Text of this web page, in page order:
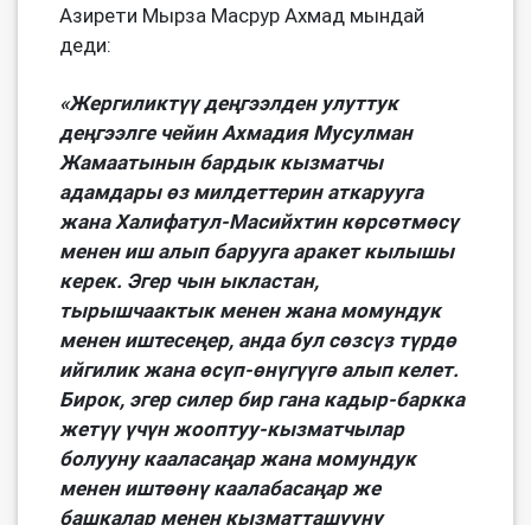
Азирети Мырза Масрур Ахмад мындай
деди:
«Жергиликтүү деңгээлден улуттук
деңгээлге чейин Ахмадия Мусулман
Жамаатынын бардык кызматчы
адамдары өз милдеттерин аткарууга
жана Халифатул-Масийхтин көрсөтмөсү
менен иш алып барууга аракет кылышы
керек. Эгер чын ыкластан,
тырышчаактык менен жана момундук
менен иштесеңер, анда бул сөзсүз түрдө
ийгилик жана өсүп-өнүгүүгө алып келет.
Бирок, эгер силер бир гана кадыр-баркка
жетүү үчүн жооптуу-кызматчылар
болууну кааласаңар жана момундук
менен иштөөнү каалабасаңар же
башкалар менен кызматташууну